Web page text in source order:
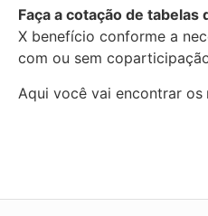
Faça a cotação de
X benefício conforme a
com ou sem
Aqui você vai encontrar os